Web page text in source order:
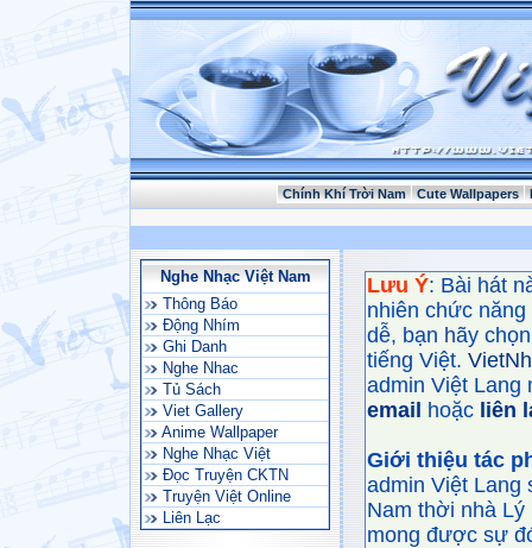
Chính Khí Trời Nam Cute Wallpapers
Nghe Nhạc Việt Nam
Thông Báo
Động Nhím
Ghi Danh
Nghe Nhac
Tủ Sách
Viet Gallery
Anime Wallpaper
Nghe Nhạc Việt
Đọc Truyện CKTN
Truyện Việt Online
Liên Lạc
Lưu Ý: Bài hát
nhiên chức
dễ, bạn hãy
tiếng Việt.
admin Việt Lang
email
hoặc liên
Giới thiệu tác
admin Việt Lang
Nam thời nhà
mong được sự